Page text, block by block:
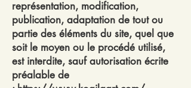
représentation, modification,
publication, adaptation de tout ou
partie des éléments du site, quel que
soit le moyen ou le procédé utilisé,
est interdite, sauf autorisation écrite
préalable de